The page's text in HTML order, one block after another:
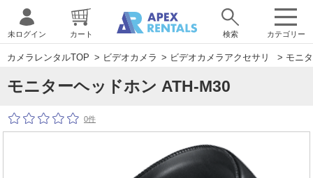
カテゴリー
未ログイン カート 検索
カメラレンタルTOP > ビデオカメラ > ビデオカメラアクセサリ > モニ
モニターヘッドホン ATH-M30
0件